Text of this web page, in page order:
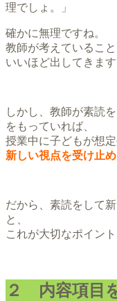
理でしょ。」
確かに無理ですね。
教師が考えているこ
いいほど出してきます
しかし、教師が素読を
をもっていれば、
授業中に子どもが想
新しい視点を受け止
だから、素読をして
と、
これが大切なポイント
２ 内容項目